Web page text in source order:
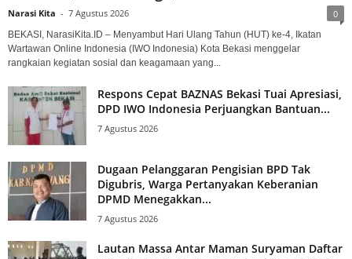
Narasi Kita - 7 Agustus 2026 0
BEKASI, NarasiKita.ID – Menyambut Hari Ulang Tahun (HUT) ke-4, Ikatan
Wartawan Online Indonesia (IWO Indonesia) Kota Bekasi menggelar
rangkaian kegiatan sosial dan keagamaan yang...
Respons Cepat BAZNAS Bekasi Tuai Apresiasi,
DPD IWO Indonesia Perjuangkan Bantuan...
7 Agustus 2026
Dugaan Pelanggaran Pengisian BPD Tak
Digubris, Warga Pertanyakan Keberanian
DPMD Menegakkan...
7 Agustus 2026
Lautan Massa Antar Maman Suryaman Daftar